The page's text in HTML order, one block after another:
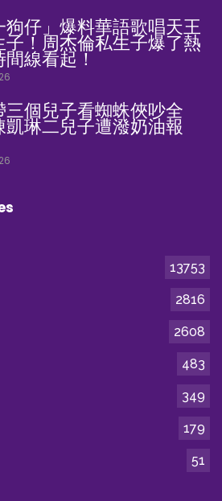
狗仔」爆料華語歌唱天王
子！周杰倫私生子爆了熱
間線看起！
三個兒子看蜘蛛俠吵全
凱琳二兒子遭潑奶油報
13753
2816
2608
483
349
179
51